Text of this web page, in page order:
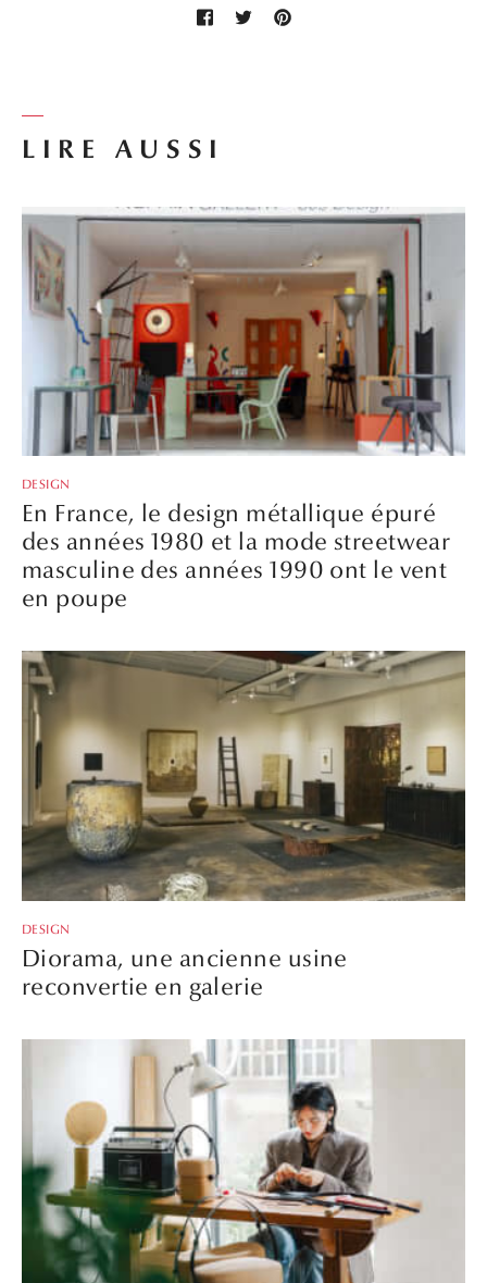
LIRE AUSSI
DESIGN
En France, le design métallique épuré
des années 1980 et la mode streetwear
masculine des années 1990 ont le vent
en poupe
DESIGN
Diorama, une ancienne usine
reconvertie en galerie